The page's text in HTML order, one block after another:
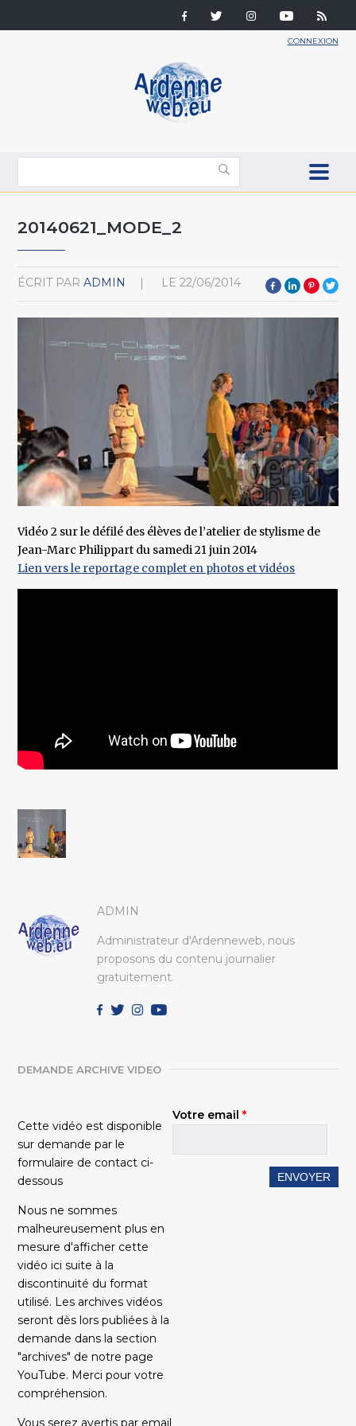
CONNEXION
20140621_MODE_2
ÉCRIT PAR ADMIN LE 22/06/2014
Vidéo 2 sur le défilé des élèves de l’atelier de stylisme de
Jean-Marc Philippart du samedi 21 juin 2014
Lien vers le reportage complet en photos et vidéos
ADMIN
Administrateur d'Ardenneweb, nous
proposons du contenu journalier
gratuitement.
DEMANDE ARCHIVE VIDEO
Cette vidéo est disponible
sur demande par le
formulaire de contact ci-
dessous
Nous ne sommes
malheureusement plus en
mesure d'afficher cette
vidéo ici suite à la
discontinuité du format
utilisé. Les archives vidéos
seront dès lors publiées à la
demande dans la section
"archives" de notre page
YouTube. Merci pour votre
compréhension.
Vous serez avertis par email
Votre email *